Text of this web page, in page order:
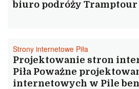
biuro podróży Tramptour
Strony internetowe Piła
Projektowanie stron
Piła Poważne
internetowych w Pile